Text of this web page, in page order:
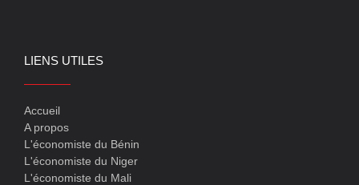
LIENS UTILES
Accueil
A propos
L'économiste du Bénin
L'économiste du Niger
L'économiste du Mali